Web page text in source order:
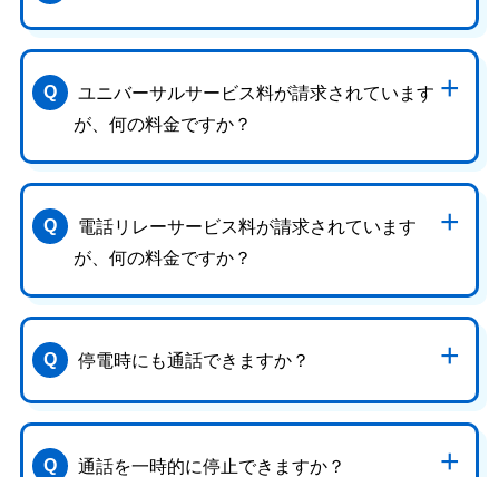
ユニバーサルサービス料が請求されています
が、何の料金ですか？
電話リレーサービス料が請求されています
が、何の料金ですか？
停電時にも通話できますか？
通話を一時的に停止できますか？